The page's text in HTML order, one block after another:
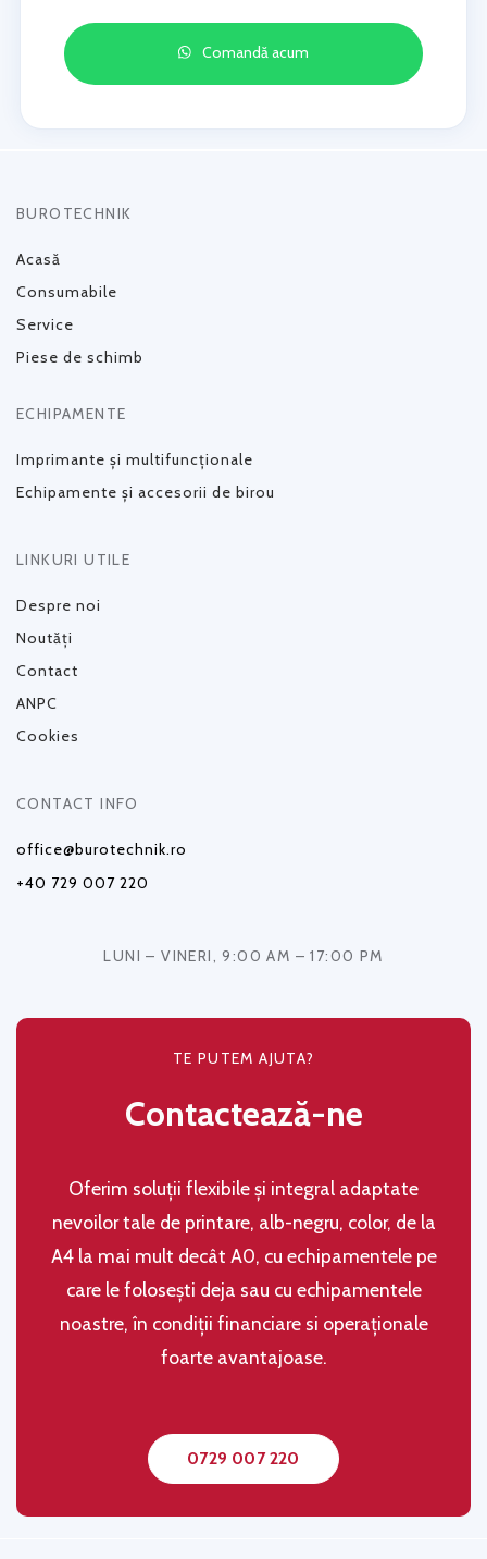
Comandă acum
BUROTECHNIK
Acasă
Consumabile
Service
Piese de schimb
ECHIPAMENTE
Imprimante și multifuncționale
Echipamente și accesorii de birou
LINKURI UTILE
Despre noi
Noutăți
Contact
ANPC
Cookies
CONTACT INFO
office@burotechnik.ro
+40 729 007 220
LUNI – VINERI, 9:00 AM – 17:00 PM
TE PUTEM AJUTA?
Contactează-ne
Oferim soluţii flexibile şi integral adaptate
nevoilor tale de printare, alb-negru, color, de la
A4 la mai mult decât A0, cu echipamentele pe
care le folosești deja sau cu echipamentele
noastre, în condiţii financiare si operaţionale
foarte avantajoase.
0729 007 220